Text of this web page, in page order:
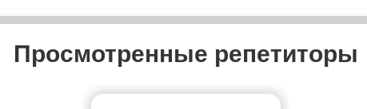
Просмотренные репетиторы